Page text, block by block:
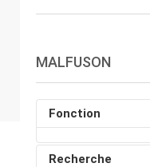
MALFUSON
Fonction
Recherche